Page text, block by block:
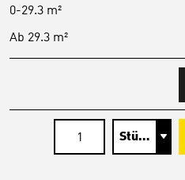
0-29.3 m²
Ab 29.3 m²